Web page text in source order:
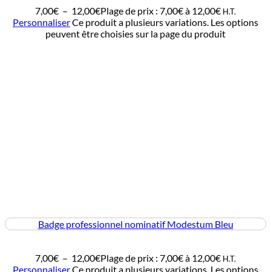
7,00€ – 12,00€Plage de prix : 7,00€ à 12,00€ H.T.
PersonnaliserCe produit a plusieurs variations. Les options
peuvent être choisies sur la page du produit
Badge professionnel nominatif Modestum Bleu
7,00€ – 12,00€Plage de prix : 7,00€ à 12,00€ H.T.
PersonnaliserCe produit a plusieurs variations. Les options